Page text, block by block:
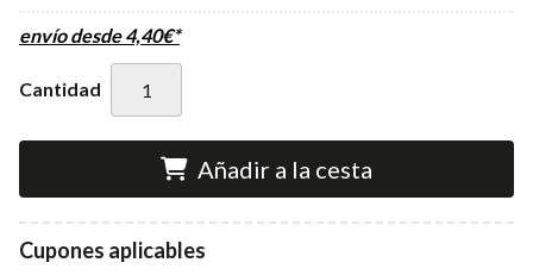
envío desde4,40€*
Cantidad
Añadir a la cesta
Cupones aplicables